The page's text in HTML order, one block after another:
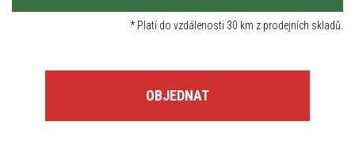
*Platí do vzdálenosti 30 km z prodejních skladů.
OBJEDNAT